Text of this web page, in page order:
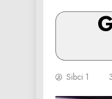
Sibci 1